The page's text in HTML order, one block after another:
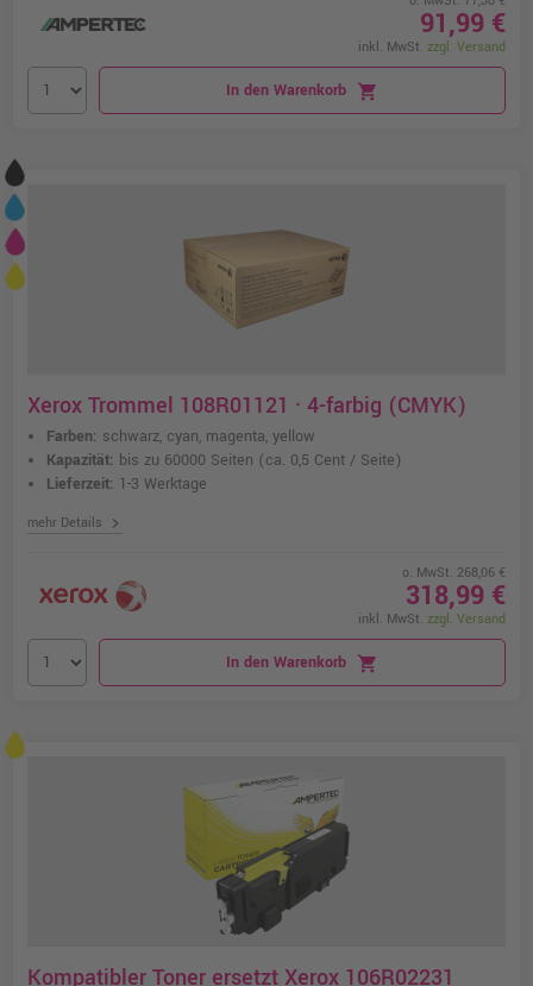
91,99 €
inkl. MwSt. zzgl. Versand
In den Warenkorb shopping_cart
Xerox Trommel 108R01121 · 4-farbig (CMYK)
Farben: schwarz, cyan, magenta, yellow
Kapazität: bis zu 60000 Seiten (ca. 0,5 Cent / Seite)
Lieferzeit: 1-3 Werktage
mehr Details chevron_right
o. MwSt. 268,06 €
318,99 €
inkl. MwSt. zzgl. Versand
In den Warenkorb shopping_cart
Kompatibler Toner ersetzt Xerox 106R02231